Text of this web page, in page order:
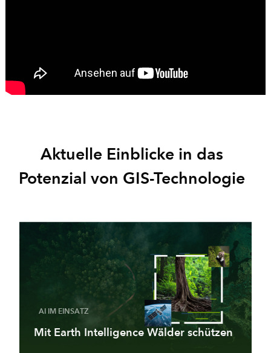
Aktuelle Einblicke in das
Potenzial von GIS-Technologie
AI IM EINSATZ
Mit Earth Intelligence Wälder schützen